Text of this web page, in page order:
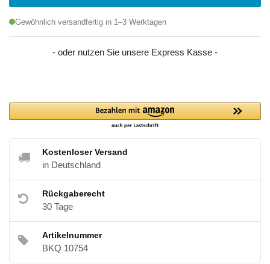
Gewöhnlich versandfertig in 1–3 Werktagen
- oder nutzen Sie unsere Express Kasse -
Kostenloser Versand
in Deutschland
Rückgaberecht
30 Tage
Artikelnummer
BKQ 10754